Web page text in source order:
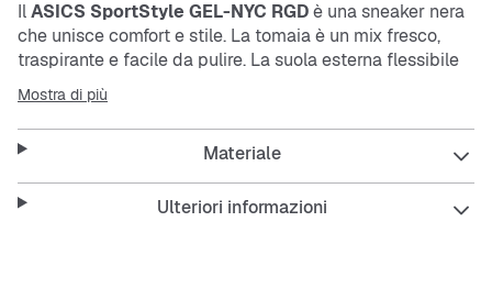
IlASICS SportStyle GEL-NYC RGDè una sneaker nera
che unisce comfort e stile. La tomaia è un mix fresco,
traspirante e facile da pulire. La suola esterna flessibile
offre una buona presa, mentre la soletta ammortizzante
mantiene i tuoi piedi rilassati.
Mostra di più
Materiale
Ulteriori informazioni